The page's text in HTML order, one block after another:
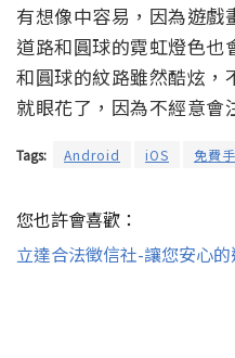
有想像中容易，因為遊戲
道路和圓球的霓虹燈色也
和圓球的紋路雖然酷炫，
就眼花了，因為不經意會
Tags: Android iOS 免費
您也許會喜歡：
立達合法徵信社-讓您安心